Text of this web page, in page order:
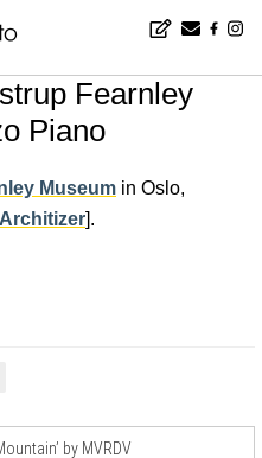
Fearnley Museum by Renzo Piano
Fearnley
Piano
Museum in Oslo,
Architizer].
by MVRDV